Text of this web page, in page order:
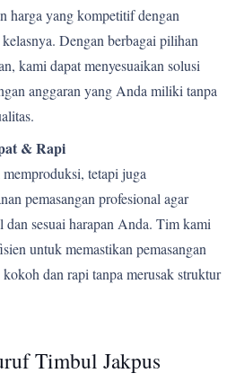
harga yang kompetitif dengan
Dengan berbagai pilihan
kami dapat menyesuaikan solusi
anggaran yang Anda miliki tanpa
& Rapi
tetapi juga
pemasangan profesional agar
dan sesuai harapan Anda. Tim kami
untuk memastikan pemasangan
dan rapi tanpa merusak struktur
Timbul Jakpus